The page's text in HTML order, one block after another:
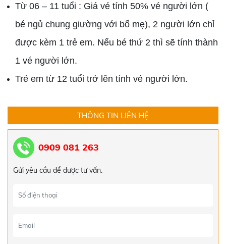
Từ 06 – 11 tuổi : Giá vé tính 50% vé người lớn (
bé ngủ chung giường với bố mẹ), 2 người lớn chỉ
được kèm 1 trẻ em. Nếu bé thứ 2 thì sẽ tính thành
1 vé người lớn.
Trẻ em từ 12 tuổi trở lên tính vé người lớn.
THÔNG TIN LIÊN HỆ
0909 081 263
Gửi yêu cầu để được tư vấn.